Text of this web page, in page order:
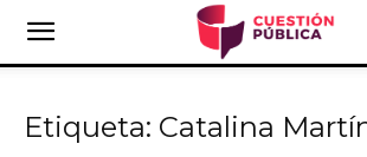
Etiqueta: Catalina